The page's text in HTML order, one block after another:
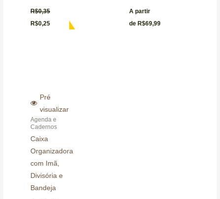
R$0,35
R$0,25
A partir
de R$69,99
Pré
visualizar
Agenda e
Cadernos
Caixa
Organizadora
com Imã,
Divisória e
Bandeja